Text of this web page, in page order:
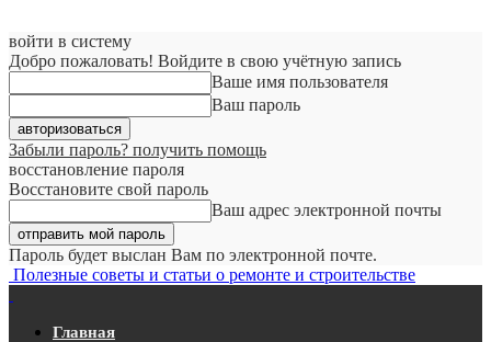
войти в систему
Добро пожаловать! Войдите в свою учётную запись
Ваше имя пользователя
Ваш пароль
Забыли пароль? получить помощь
восстановление пароля
Восстановите свой пароль
Ваш адрес электронной почты
Пароль будет выслан Вам по электронной почте.
Полезные советы и статьи о ремонте и строительстве
Главная